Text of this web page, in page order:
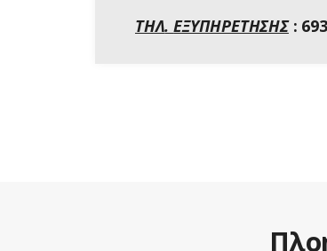
ΤΗΛ.ΕΞΥΠΗΡΕΤΗΣΗΣ :